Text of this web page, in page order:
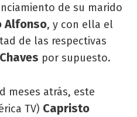
de su marido
Alfonso, y con ella el
de las respectivas
por supuesto.
meses atrás, este
TV) Capristo